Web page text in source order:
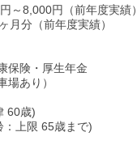
～8,000円（前年度実績）
月分（前年度実績）
保険・厚生年金
場あり）
60歳)
上限 65歳まで)